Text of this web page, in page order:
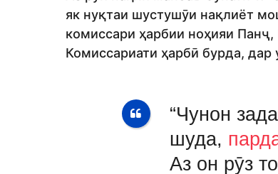
як нуқтаи шустушӯи нақлиёт
комиссари ҳарбии ноҳияи
Комиссариати ҳарбӣ бурда, дар
“Чунон
шуда,
Аз он рӯз